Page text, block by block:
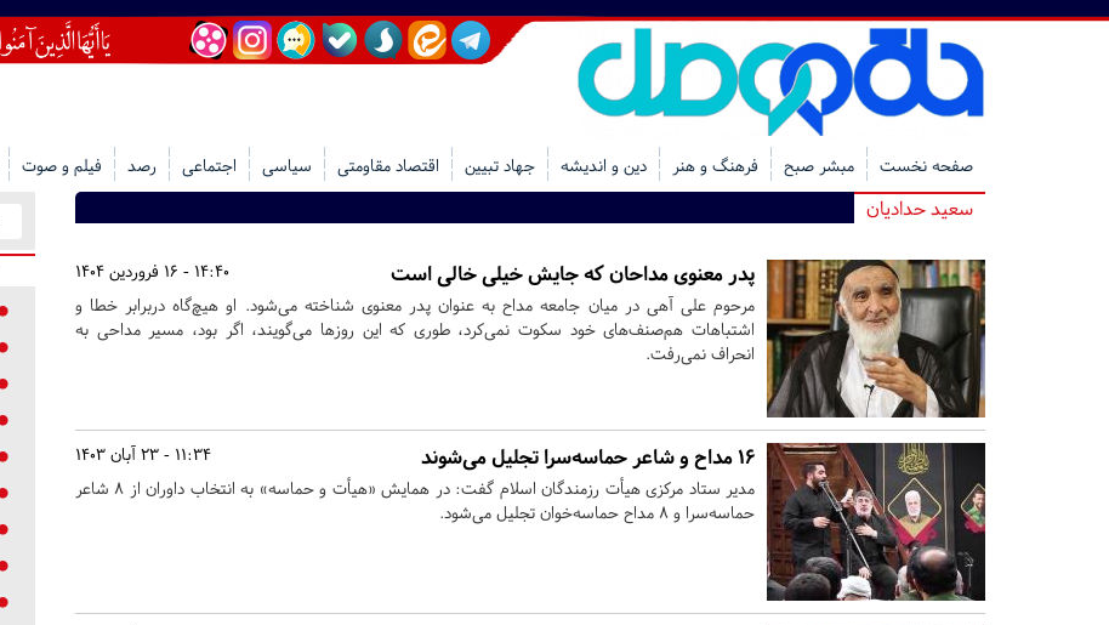
صفحه نخست مبشر صبح فرهنگ و هنر دین و اندیشه جهاد تبیین اقتصاد مقاومتی سیاسی اجتماعی رصد فیلم و صوت
سعید حدادیان
14:40 - 16 فروردین 1404 پدر معنوی مداحان که جایش خیلی خالی است
مرحوم علی آهی در میان جامعه مداح به عنوان پدر معنوی شناخته می‌شود. او هیچ‌گاه دربرابر خطا و
اشتباهات هم‌صنف‌های خود سکوت نمی‌کرد، طوری که این روزها می‌گویند، اگر بود، مسیر مداحی به
انحراف نمی‌رفت.
11:34 - 23 آبان 1403 ۱۶ مداح و شاعر حماسه‌سرا تجلیل می‌شوند
مدیر ستاد مرکزی هیأت رزمندگان اسلام گفت: در همایش «هیأت و حماسه» به انتخاب داوران از ۸ شاعر
حماسه‌سرا و ۸ مداح حماسه‌خوان تجلیل می‌شود.